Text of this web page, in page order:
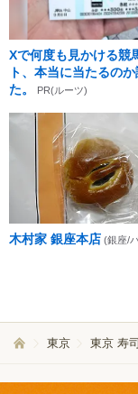
Xで何度も見かける競
ト、本当に当たるの
た。
PR(ルーツ)
木村家 銀座本店 (銀座/
東京 東京 寿司